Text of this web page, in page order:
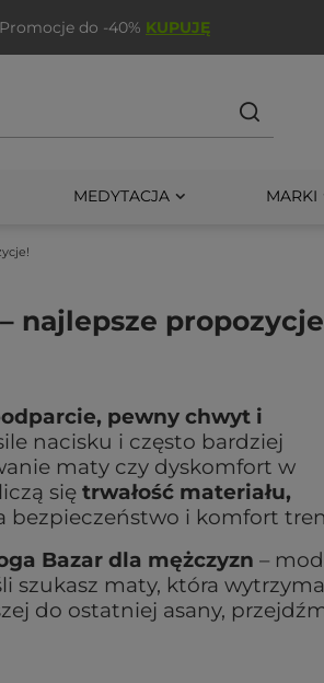
do -40% KUPUJĘ
MEDYTACJA MARKI
najlepsze
pewny chwyt i
nacisku i często bardziej
maty czy dyskomfort w
się trwałość materiału,
bezpieczeństwo i komfort
Bazar dla mężczyzn –
szukasz maty, która wytrzyma
do ostatniej asany,